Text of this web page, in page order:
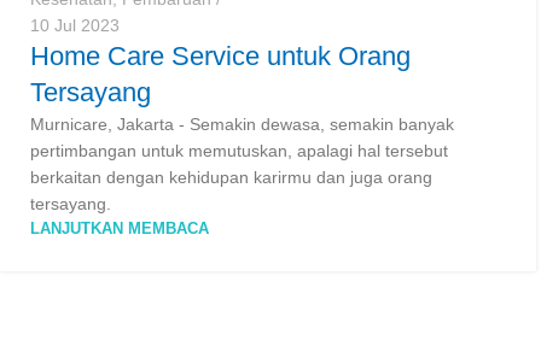
10 Jul 2023
Home Care Service untuk Orang
Tersayang
Murnicare, Jakarta - Semakin dewasa, semakin banyak
pertimbangan untuk memutuskan, apalagi hal tersebut
berkaitan dengan kehidupan karirmu dan juga orang
tersayang.
LANJUTKAN MEMBACA